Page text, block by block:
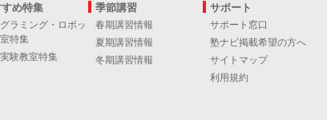
すめ特集
ラミング・ロボッ
室特集
験教室特集
季節講習
春期講習情報
夏期講習情報
冬期講習情報
サポート
サポート窓口
塾ナビ掲載希望の方へ
サイトマップ
利用規約